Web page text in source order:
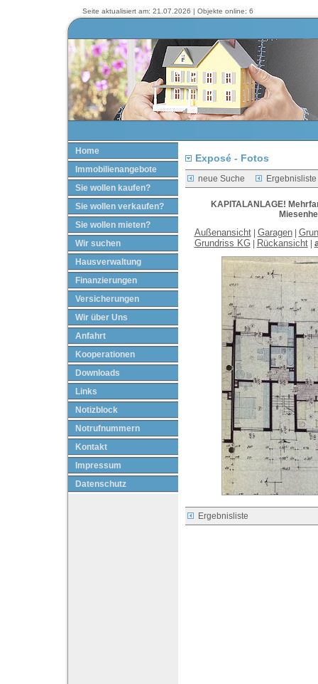
Seite aktualisiert am: 21.07.2026 | Objekte online: 6
Home
Immobilienangebote
Sie wollen kaufen?
Sie wollen verkaufen?
Sie wollen mieten?
Wir suchen
Hausverwaltung
Finanzierungen
Versicherungen
Wir über Uns
Anfahrt
Kooperationen
Downloads
Links
Notizblock
Notrufnummern
Kontakt
Impressum
Datenschutz
Exposé - Fotos
neue Suche Ergebnisliste
KAPITALANLAGE!
Außenansicht| Garagen|
Grundriss KG| Rückansicht|
Ergebnisliste